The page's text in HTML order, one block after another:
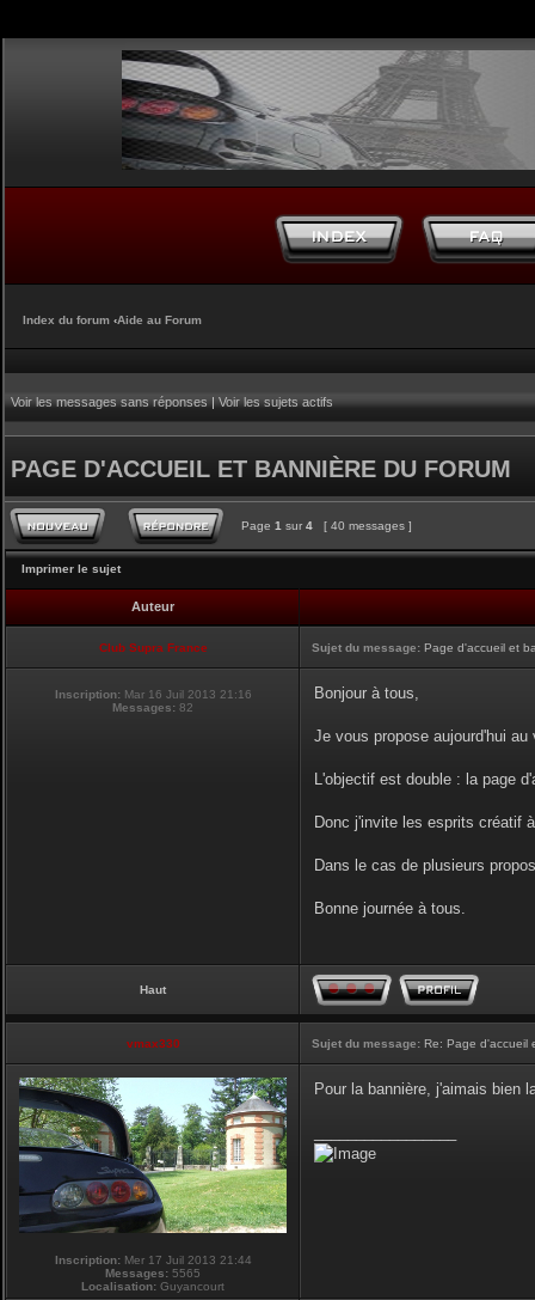
Index du forum ‹Aide au Forum
Voir les messages sans réponses|Voir les sujets actifs
PAGE D'ACCUEIL ET BANNIÈRE DU FORUM
Page 1 sur 4 [ 40 messages ]
Imprimer le sujet
Auteur
Club Supra France Sujet du message: Page d'accueil et
Inscription: Mar 16 Juil 2013 21:16
Messages: 82
Bonjour à tous,
Je vous propose aujourd'hui
L'objectif est double : la page
Donc j'invite les esprits créatif
Dans le cas de plusieurs
Bonne journée à tous.
Haut
vmax330 Sujet du message: Re: Page d'accueil
Inscription:Mer 17 Juil 2013 21:44
Messages: 5565
Localisation: Guyancourt
Pour la bannière, j'aimais bien